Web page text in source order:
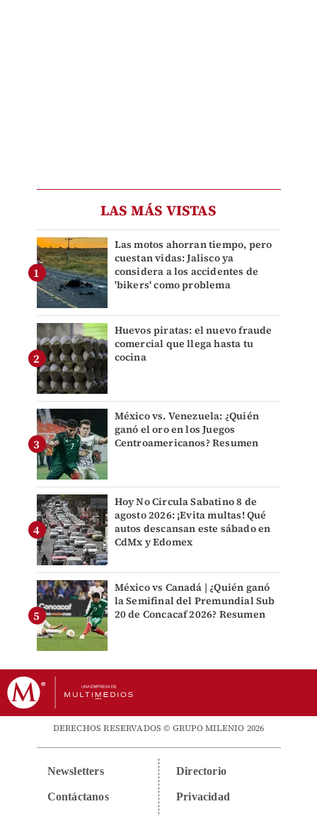
LAS MÁS VISTAS
Las motos ahorran tiempo, pero
cuestan vidas: Jalisco ya
considera a los accidentes de
'bikers' como problema
Huevos piratas: el nuevo fraude
comercial que llega hasta tu
cocina
México vs. Venezuela: ¿Quién
ganó el oro en los Juegos
Centroamericanos? Resumen
Hoy No Circula Sabatino 8 de
agosto 2026: ¡Evita multas! Qué
autos descansan este sábado en
CdMx y Edomex
México vs Canadá | ¿Quién ganó
la Semifinal del Premundial Sub
20 de Concacaf 2026? Resumen
DERECHOS RESERVADOS © GRUPO MILENIO 2026
Newsletters
Contáctanos
Directorio
Privacidad